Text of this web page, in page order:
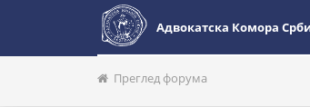
Адвокатска Комора
Преглед форума